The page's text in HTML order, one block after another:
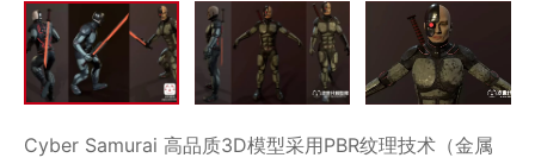
Cyber Samurai 高品质3D模型采用PBR纹理技术（金属